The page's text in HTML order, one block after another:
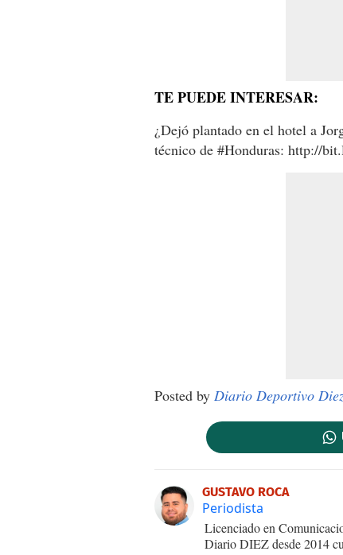
TE PUEDE INTERESAR:
¿Dejó plantado en el hotel a
técnico de #Honduras: http://
Posted by Diario Deportivo
GUSTAVO ROCA
Periodista
Licenciado en
Diario DIEZ desde 2014